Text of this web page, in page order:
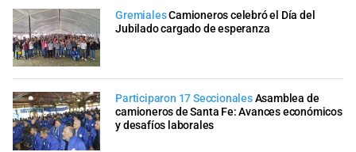
GremialesCamioneros celebró el Día del
Jubilado cargado de esperanza
Participaron 17 SeccionalesAsamblea de
camioneros de Santa Fe: Avances económicos
y desafíos laborales